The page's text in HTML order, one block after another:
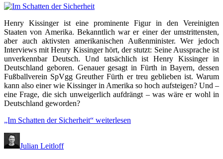
Henry Kissinger ist eine prominente Figur in den Vereinigten
Staaten von Amerika. Bekanntlich war er einer der umstrittensten,
aber auch aktivsten amerikanischen Außenminister. Wer jedoch
Interviews mit Henry Kissinger hört, der stutzt: Seine Aussprache ist
unverkennbar Deutsch. Und tatsächlich ist Henry Kissinger in
Deutschland geboren. Genauer gesagt in Fürth in Bayern, dessen
Fußballverein SpVgg Greuther Fürth er treu geblieben ist. Warum
kann also einer wie Kissinger in Amerika so hoch aufsteigen? Und –
eine Frage, die sich unweigerlich aufdrängt – was wäre er wohl in
Deutschland geworden?
„Im Schatten der Sicherheit“ weiterlesen
Julian Leitloff